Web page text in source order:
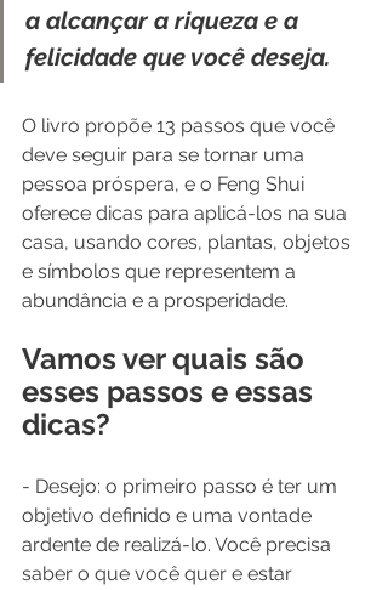
a alcançar a riqueza e a
felicidade que você deseja.
O livro propõe 13 passos que você
deve seguir para se tornar uma
pessoa próspera, e o Feng Shui
oferece dicas para aplicá-los na sua
casa, usando cores, plantas, objetos
e símbolos que representem a
abundância e a prosperidade.
Vamos ver quais são
esses passos e essas
dicas?
- Desejo: o primeiro passo é ter um
objetivo definido e uma vontade
ardente de realizá-lo. Você precisa
saber o que você quer e estar